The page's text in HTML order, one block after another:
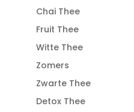
Chai Thee
Fruit Thee
Witte Thee
Zomers
Zwarte Thee
Detox Thee